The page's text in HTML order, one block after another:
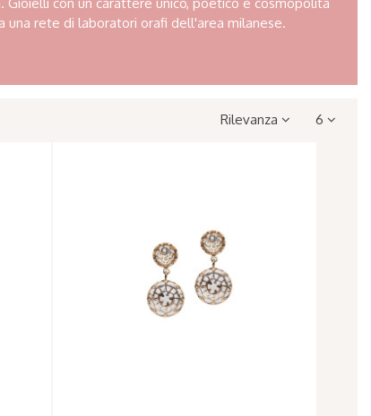
una rete di laboratori orafi dell'area milanese.
Rilevanza 6